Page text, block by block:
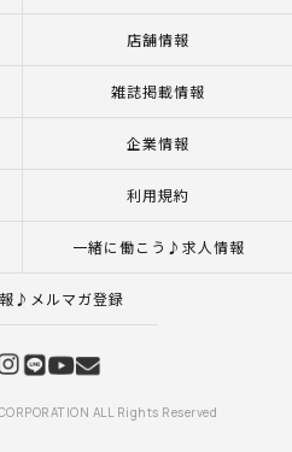
店舗情報
雑誌掲載情報
企業情報
利用規約
一緒に働こう♪求人情報
♪メルマガ登録
ALL Rights Reserved